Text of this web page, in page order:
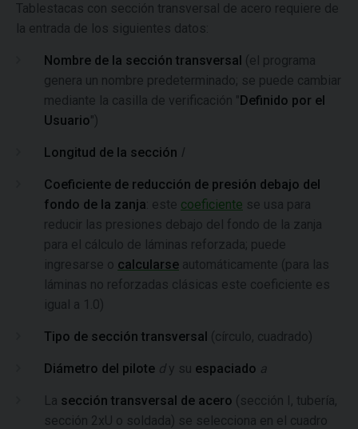
Tablestacas con sección transversal de acero requiere de
la entrada de los siguientes datos:
Nombre de la sección transversal (el programa
genera un nombre predeterminado; se puede cambiar
mediante la casilla de verificación "Definido por el
Usuario")
Longitud de la sección l
Coeficiente de reducción de presión debajo del
fondo de la zanja : este coeficiente se usa para
reducir las presiones debajo del fondo de la zanja
para el cálculo de láminas reforzada; puede
ingresarse o calcularse automáticamente (para las
láminas no reforzadas clásicas este coeficiente es
igual a 1.0)
Tipo de sección transversal (círculo, cuadrado)
Diámetro del pilote dy su espaciado a
La sección transversal de acero (sección I, tubería,
sección 2xU o soldada) se selecciona en el cuadro